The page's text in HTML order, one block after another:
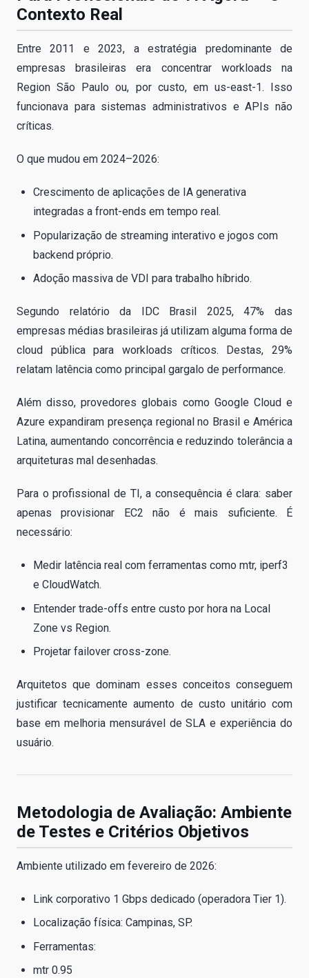
Contexto Real
Entre 2011 e 2023, a estratégia predominante de
empresas brasileiras era concentrar workloads na
Region São Paulo ou, por custo, em us-east-1. Isso
funcionava para sistemas administrativos e APIs não
críticas.
O que mudou em 2024–2026:
Crescimento de aplicações de IA generativa
integradas a front-ends em tempo real.
Popularização de streaming interativo e jogos com
backend próprio.
Adoção massiva de VDI para trabalho híbrido.
Segundo relatório da IDC Brasil 2025, 47% das
empresas médias brasileiras já utilizam alguma forma de
cloud pública para workloads críticos. Destas, 29%
relatam latência como principal gargalo de performance.
Além disso, provedores globais como Google Cloud e
Azure expandiram presença regional no Brasil e América
Latina, aumentando concorrência e reduzindo tolerância a
arquiteturas mal desenhadas.
Para o profissional de TI, a consequência é clara: saber
apenas provisionar EC2 não é mais suficiente. É
necessário:
Medir latência real com ferramentas como mtr, iperf3
e CloudWatch.
Entender trade-offs entre custo por hora na Local
Zone vs Region.
Projetar failover cross-zone.
Arquitetos que dominam esses conceitos conseguem
justificar tecnicamente aumento de custo unitário com
base em melhoria mensurável de SLA e experiência do
usuário.
Metodologia de Avaliação: Ambiente
de Testes e Critérios Objetivos
Ambiente utilizado em fevereiro de 2026:
Link corporativo 1 Gbps dedicado (operadora Tier 1).
Localização física: Campinas, SP.
Ferramentas:
mtr 0.95